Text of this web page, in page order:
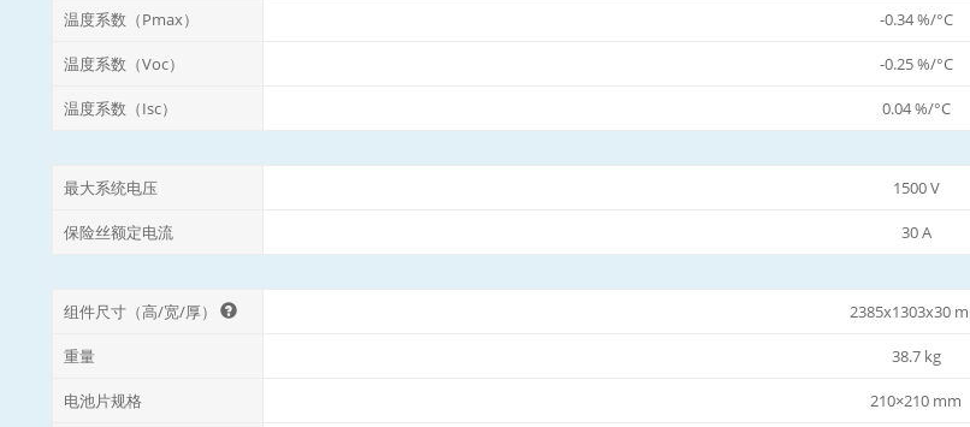
温度系数（Pmax） -0.34 %/°C
温度系数（Voc） -0.25 %/°C
温度系数（Isc） 0.04 %/°C
最大系统电压 1500 V
保险丝额定电流 30 A
组件尺寸（高/宽/厚） 2385x1303x30
重量 38.7 kg
电池片规格 210×210 mm